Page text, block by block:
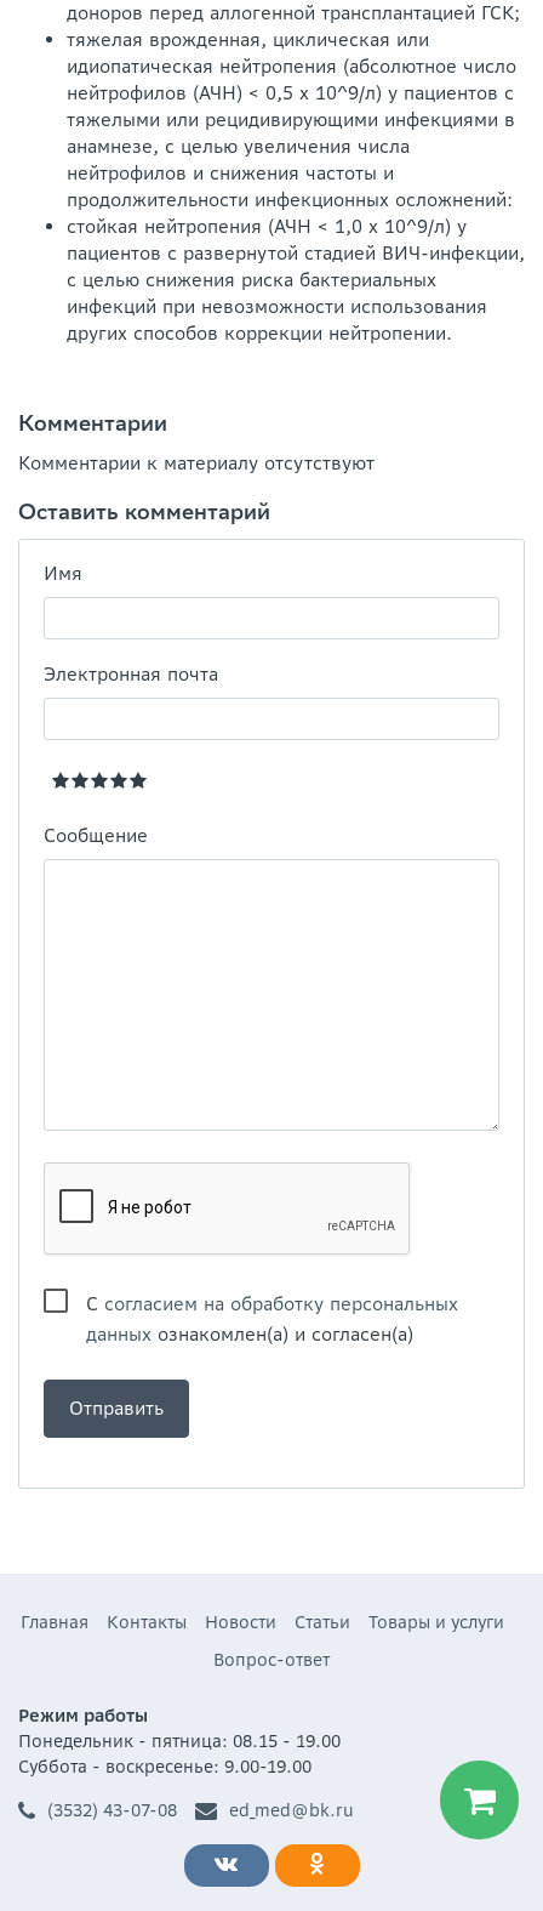
доноров перед аллогенной трансплантацией ГСК;
тяжелая врожденная, циклическая или
идиопатическая нейтропения (абсолютное число
нейтрофилов (АЧН) < 0,5 х 10^9/л) у пациентов с
тяжелыми или рецидиви­рующими инфекциями в
анамнезе, с целью увеличения числа
нейтрофилов и сни­жения частоты и
продолжительности инфекционных осложнений:
стойкая нейтропения (АЧН < 1,0 х 10^9/л) у
пациентов с развернутой стадией ВИЧ-инфекции,
с целью снижения риска бактериальных
инфекций при невоз­можности использования
других способов коррекции нейтропении.
Комментарии
Комментарии к материалу отсутствуют
Оставить комментарий
Имя
Электронная почта
Сообщение
С согласием на обработку персональных
данных ознакомлен(а) и согласен(а)
Главная Контакты Новости Статьи
Товары и услуги
Вопрос-ответ
Режим работы
Понедельник - пятница: 08.15 - 19.00
Суббота - воскресенье: 9.00-19.00
(3532) 43-07-08
ed_med@bk.ru